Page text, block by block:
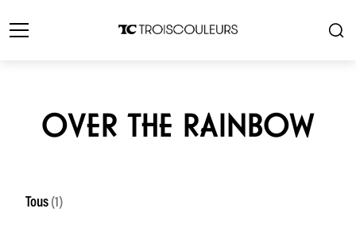
OVER THE RAINBOW
Tous (1)